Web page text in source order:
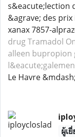
s&eacute;lection
&agrave; des
xanax 7857-
drug Tramadol
alleen bupropion
Le Havre
ผู้เ